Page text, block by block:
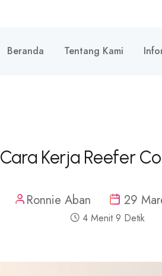
Beranda Tentang Kami
Cara Kerja Reefer
Ronnie Aban 29
4 Menit 9 Detik